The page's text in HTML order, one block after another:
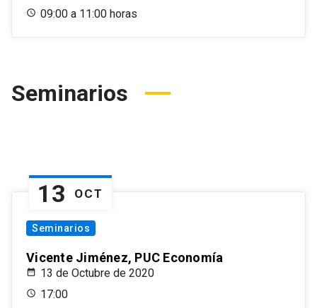
09:00 a 11:00 horas
Seminarios
13 OCT
Seminarios
Vicente Jiménez, PUC Economía
13 de Octubre de 2020
17:00